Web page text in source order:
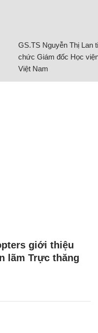
GS.TS Nguyễn Thị Lan
chức Giám đốc Học
Việt Nam
giới thiệu
lãm Trực thăng